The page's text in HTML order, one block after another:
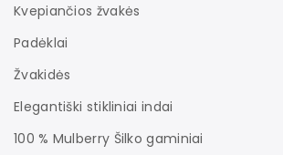
Kvepiančios žvakės
Padėklai
Žvakidės
Elegantiški stikliniai indai
100 % Mulberry Šilko gaminiai